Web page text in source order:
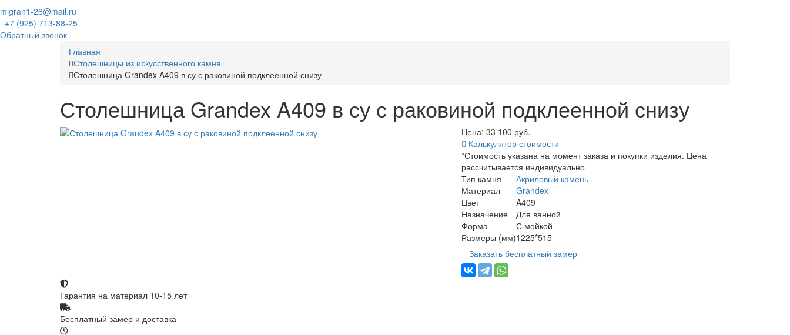
migran1-26@mail.ru
+7 (925) 713-88-25
Обратный звонок
Главная
Столешницы из искусственного камня
Столешница Grandex A409 в су с раковиной подклеенной снизу
Столешница Grandex A409 в су с раковиной подклеенной снизу
Цена: 33 100 руб.
Калькулятор стоимости
*Стоимость указана на момент заказа и покупки изделия. Цена
рассчитывается индивидуально
Тип камня
Акриловый камень
Материал
Grandex
Цвет
A409
Назначение
Для ванной
Форма
С мойкой
Размеры (мм)1225*515
Заказать бесплатный замер
Гарантия на материал 10-15 лет
Бесплатный замер и доставка